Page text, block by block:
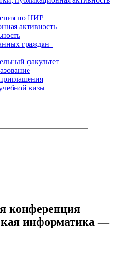
по НИР
активность
граждан
факультет
визы
конференция
информатика —